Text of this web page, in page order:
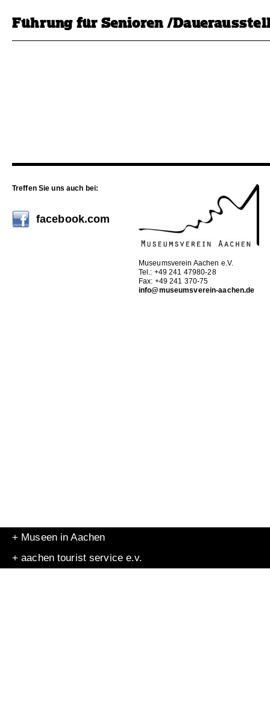
Führung für Senioren /
Treffen Sie uns auch bei:
facebook.com
Museumsverein Aachen e.V.
Tel.: +49 241 47980-28
Fax: +49 241 370-75
info@museumsverein-aachen.de
+ Museen in Aachen
+ aachen tourist service e.v.